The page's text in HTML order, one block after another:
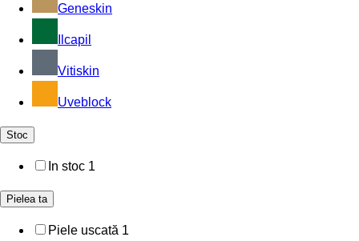
Geneskin
Ilcapil
Vitiskin
Uveblock
Stoc
In stoc 1
Pielea ta
Piele uscată 1